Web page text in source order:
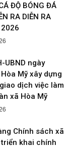
ĐỘ BÓNG ĐÁ
RA DIỄN RA
2026
UBND ngày
Mỹ xây dựng
dịch việc làm
xã Hòa Mỹ
Chính sách xã
triển khai chính